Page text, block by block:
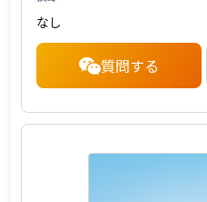
なし
質問する